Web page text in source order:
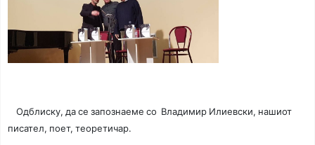
Одблиску, да се запознаеме со Владимир Илиевски, нашиот
писател, поет, теоретичар.